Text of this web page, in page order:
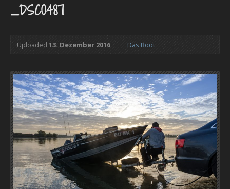
_DSC0487
Uploaded 13. Dezember 2016 Das Boot